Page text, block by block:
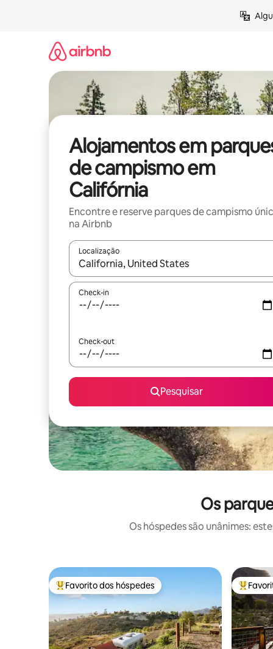
Alojamentos em
de campismo em
Califórnia
Encontre e reserve parques de campismo
na Airbnb
Localização
Quando os resultados estiverem disponíveis,
Check-in
Check-out
Pesquisar
Os
Os hóspedes são unânimes:
Favoritos dos hóspedes mais apreciados
Favorito dos hóspedes